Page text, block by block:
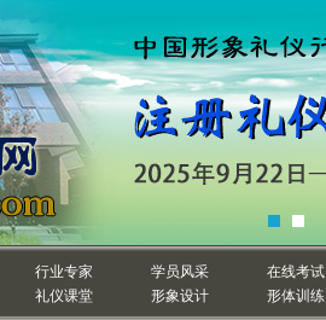
行业专家 学员风采 在线考试
礼仪课堂 形象设计 形体训练